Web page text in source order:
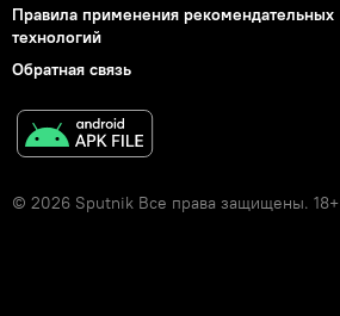
Правила применения рекомендательных
технологий
Обратная связь
© 2026 Sputnik Все права защищены. 18+